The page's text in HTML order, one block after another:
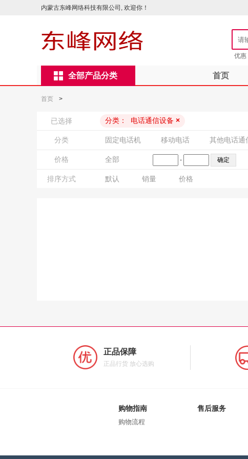
内蒙古东峰网络科技有限公司, 欢迎你！
优惠
全部产品分类 首页
首页 >
已选择 分类： 电话通信设备 ×
分类 固定电话机 移动电话 其他电话通
价格 全部 -
排序方式 默认 销量 价格
正品保障
正品行货 放心选购
购物指南
购物流程
售后服务